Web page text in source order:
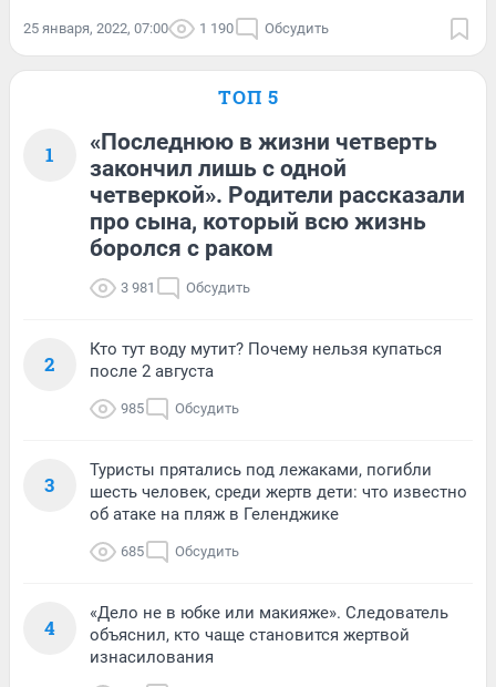
25 января, 2022, 07:00 1 190 Обсудить
ТОП 5
1
«Последнюю в жизни четверть
закончил лишь с одной
четверкой». Родители рассказали
про сына, который всю жизнь
боролся с раком
3 981 Обсудить
2
Кто тут воду мутит? Почему нельзя купаться
после 2 августа
985 Обсудить
3
Туристы прятались под лежаками, погибли
шесть человек, среди жертв дети: что известно
об атаке на пляж в Геленджике
685 Обсудить
4
«Дело не в юбке или макияже». Следователь
объяснил, кто чаще становится жертвой
изнасилования